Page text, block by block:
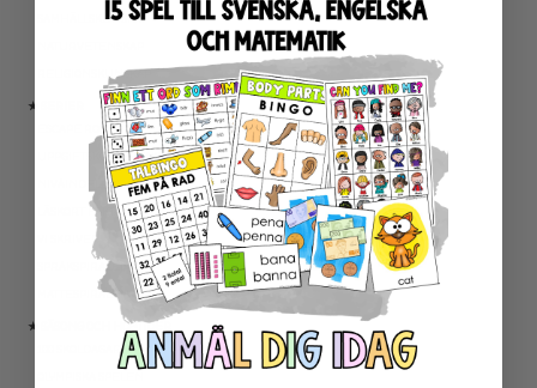
SAMHÄLLSKUNSKAP
RELIGIONSKUNSKAP
★ SERIER
ESCAPE ROOMS
UPPGIFTSKORT SVENSKA
NIVÅINDELADE LÄSTEXTER
LÄSKORT FAKTA
VI SKRIVER
SPRÅKSPIRALEN
MATTESPIRALEN
★ SÄSONG OCH HÖGTIDER
100 SKOLDAGAR